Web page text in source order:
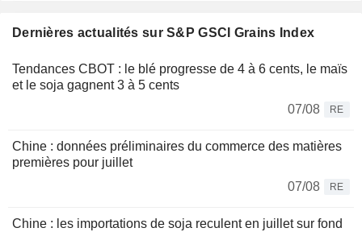
Dernières actualités sur S&P GSCI Grains Index
Tendances CBOT : le blé progresse de 4 à 6 cents, le maïs
et le soja gagnent 3 à 5 cents
07/08
RE
Chine : données préliminaires du commerce des matières
premières pour juillet
07/08
RE
Chine : les importations de soja reculent en juillet sur fond